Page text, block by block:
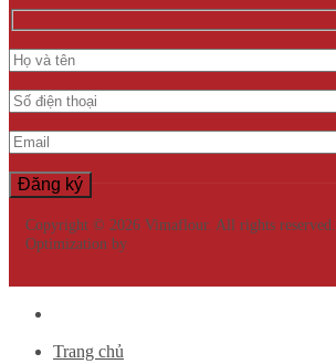
Copyright © 2026 Vimaflour. All rights
Optimization by
Trang chủ